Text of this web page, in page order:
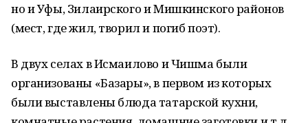
но и Уфы, Зилаирского и Мишкинского районов
(мест, где жил, творил и погиб поэт).
В двух селах в Исмаилово и Чишма были
организованы «Базары», в первом из которых
были выставлены блюда татарской кухни,